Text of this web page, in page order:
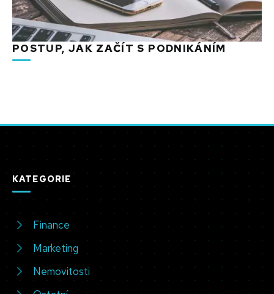
POSTUP, JAK ZAČÍT S PODNIKÁNÍM
KATEGORIE
Finance
Marketing
Nemovitosti